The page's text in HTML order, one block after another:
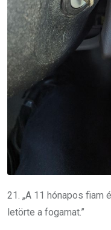
21. „A 11 hónapos fiam
letörte a fogamat.”